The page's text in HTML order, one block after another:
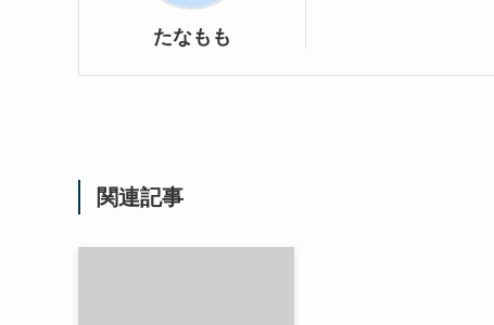
たなもも
関連記事